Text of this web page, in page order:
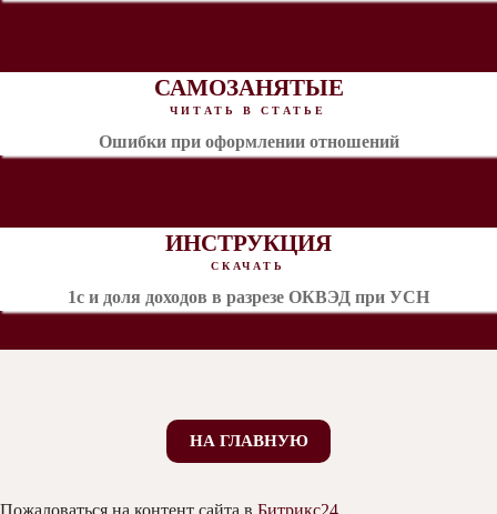
САМОЗАНЯТЫЕ
ЧИТАТЬ В СТАТЬЕ
Ошибки при оформлении отношений
ИНСТРУКЦИЯ
СКАЧАТЬ
1с и доля доходов в разрезе ОКВЭД при УСН
НА ГЛАВНУЮ
Пожаловаться на контент cайта в Битрикс24